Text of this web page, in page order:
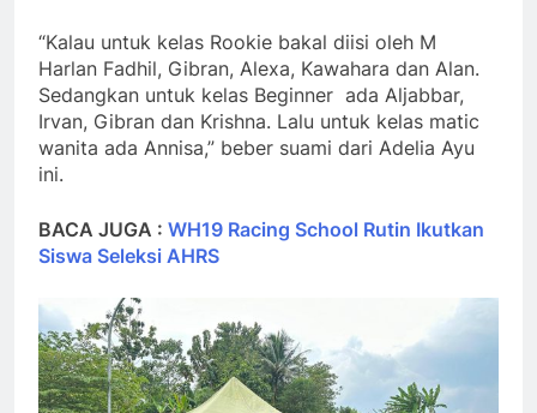
“Kalau untuk kelas Rookie bakal diisi oleh M
Harlan Fadhil, Gibran, Alexa, Kawahara dan Alan.
Sedangkan untuk kelas Beginner ada Aljabbar,
Irvan, Gibran dan Krishna. Lalu untuk kelas matic
wanita ada Annisa,” beber suami dari Adelia Ayu
ini.
BACA JUGA : WH19 Racing School Rutin Ikutkan
Siswa Seleksi AHRS